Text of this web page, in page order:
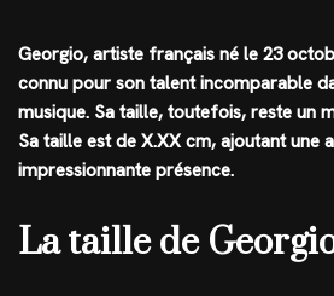
Georgio, artiste français né le 23
connu pour son talent incomparable
musique. Sa taille, toutefois, reste un
Sa taille est de X.XX cm, ajoutant une
impressionnante présence.
La taille de